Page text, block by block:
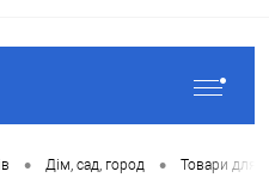
• Дім, сад, город • Товари для